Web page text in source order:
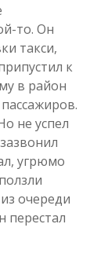
то. Он
такси,
к
в район
не успел
угрюмо
очереди
перестал